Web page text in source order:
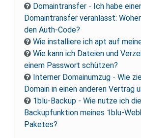
Domaintransfer - Ich habe
Domaintransfer veranlasst:
den Auth-Code?
Wie installiere ich apt auf
Wie kann ich Dateien und
einem Passwort schützen?
Interner Domainumzug - Wie
Domain in einen anderen Vertrag
1blu-Backup - Wie nutze ich die
Backupfunktion meines 1blu-
Paketes?